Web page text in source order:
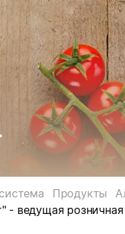
Продукты
- ведущая